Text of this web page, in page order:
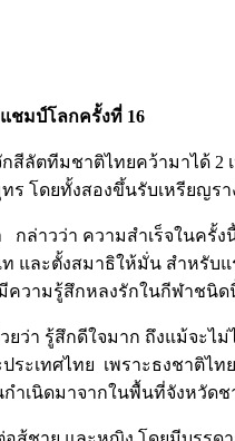
ชมป์โลกครั้งที่ 16
สีลัตทีมชาติไทยคว้ามาได้
โดยทั้งสองขึ้นรับเหรียญร
กล่าวว่า ความสำเร็จใน
ละตั้งสมาธิให้มั่น สำหรับ
ความรู้สึกหลงรักในกีฬา
ว่า รู้สึกดีใจมาก ถึงแม้จะ
เทศไทย เพราะธงชาติไ
ำเนิดมาจากในพื้นที่จังหวัด